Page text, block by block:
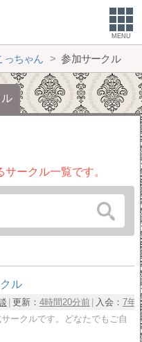
MENU
っちゃん 参加サークル
ークル一覧です。
ル
更新： 4時間20分前 入会： 7年
ークルです。どなたでもご自